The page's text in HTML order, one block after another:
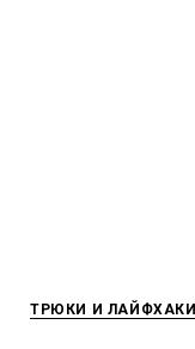
ТРЮКИ И ЛАЙФХАКИ